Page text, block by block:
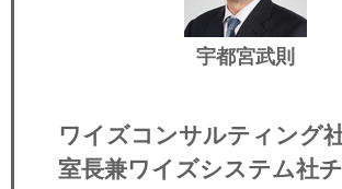
宇都宮武則
ワイズコンサルティング
室長兼ワイズシステム社